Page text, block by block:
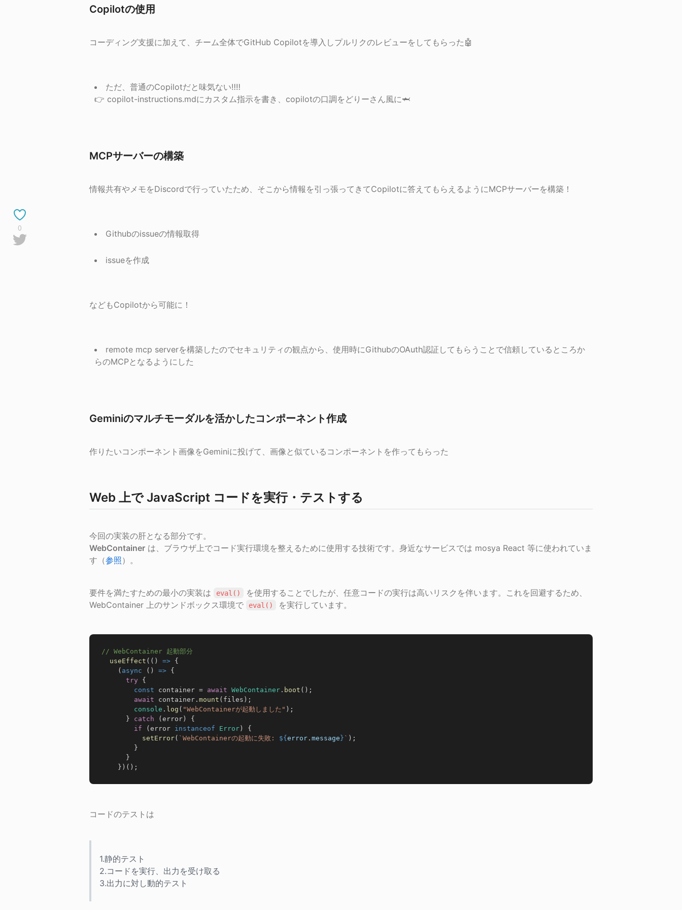
0
Copilotの使用
コーディング支援に加えて、チーム全体でGitHub Copilotを導入しプルリクのレビューをしてもらった🤖
ただ、普通のCopilotだと味気ない‼️‼️
👉 copilot-instructions.mdにカスタム指示を書き、copilotの口調をどりーさん風に🦈
MCPサーバーの構築
情報共有やメモをDiscordで行っていたため、そこから情報を引っ張ってきてCopilotに答えてもらえるようにMCPサーバーを構築！
Githubのissueの情報取得
issueを作成
などもCopilotから可能に！
remote mcp serverを構築したのでセキュリティの観点から、使用時にGithubのOAuth認証してもらうことで信頼しているところか
らのMCPとなるようにした
Geminiのマルチモーダルを活かしたコンポーネント作成
作りたいコンポーネント画像をGeminiに投げて、画像と似ているコンポーネントを作ってもらった
Web 上で JavaScript コードを実行・テストする
WebContainer は、ブラウザ上でコード実行環境を整えるために使用する技術です。身近なサービスでは mosya React 等に使われていま
す（参照）。
要件を満たすための最小の実装は eval()
を使用することでしたが、任意コードの実行は高いリスクを伴います。これを回避するため、
WebContainer 上のサンドボックス環境で
eval() を実行しています。
// WebContainer 起動部分
useEffect ( ( ) => {
( async ( ) => {
try
{
const container = await WebContainer . boot ( ) ;
await container . mount ( files ) ;
console . log ( "WebContainerが起動しました" ) ;
}
catch ( error )
{
if
( error instanceof Error )
{
setError( ` WebContainerの起動に失敗: ${ error . message } ` ) ;
}
}
} ) ( ) ;
コードのテストは
1.静的テスト
2.コードを実行、出力を受け取る
3.出力に対し動的テスト